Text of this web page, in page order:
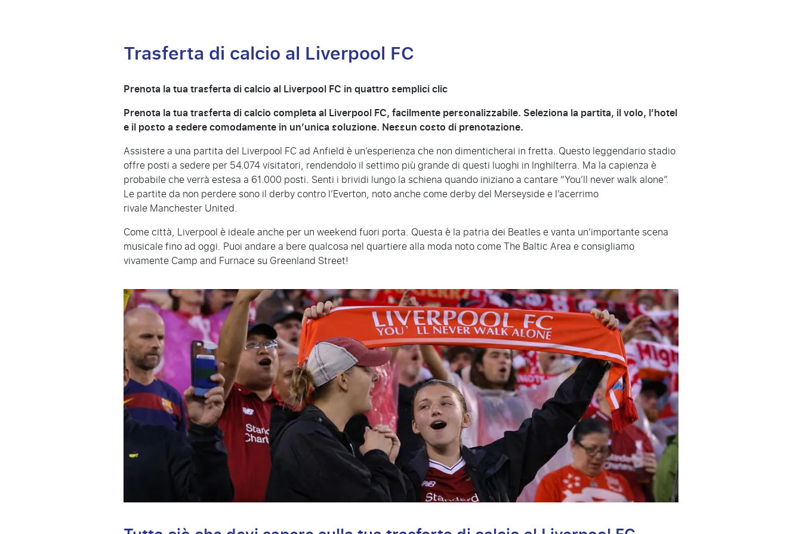
Trasferta di calcio al Liverpool FC
Prenota la tua trasferta di calcio al Liverpool FC in quattro semplici clic
Prenota la tua trasferta di calcio completa al Liverpool FC, facilmente personalizzabile. Seleziona la partita, il volo, l’hotel
e il posto a sedere comodamente in un’unica soluzione. Nessun costo di prenotazione.
Assistere a una partita del Liverpool FC ad Anfield è un’esperienza che non dimenticherai in fretta. Questo leggendario stadio
offre posti a sedere per 54.074 visitatori, rendendolo il settimo più grande di questi luoghi in Inghilterra. Ma la capienza è
probabile che verrà estesa a 61.000 posti. Senti i brividi lungo la schiena quando iniziano a cantare “You’ll never walk alone”.
Le partite da non perdere sono il derby contro l’Everton, noto anche come derby del Merseyside e l’acerrimo
rivaleManchester United.
Come città, Liverpool è ideale anche per un weekend fuori porta. Questa è la patria dei Beatles e vanta un’importante scena
musicale fino ad oggi. Puoi andare a bere qualcosa nel quartiere alla moda noto come The Baltic Area e consigliamo
vivamente Camp and Furnace su Greenland Street!